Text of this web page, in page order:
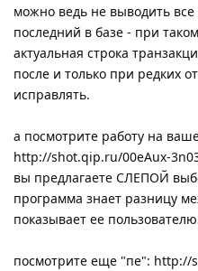
можно ведь не выводить
последний в базе - при
актуальная строка
после и только при редких
исправлять.
а посмотрите работу на
http://shot.qip.ru/00eAux-
вы предлагаете СЛЕПОЙ
программа знает разницу
показывает ее
посмотрите еще "пе": http://